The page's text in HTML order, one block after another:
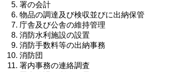
署の会計
物品の調達及び検収並びに出納保管
庁舎及び公舎の維持管理
消防水利施設の設置
消防手数料等の出納事務
消防団
署内事務の連絡調査